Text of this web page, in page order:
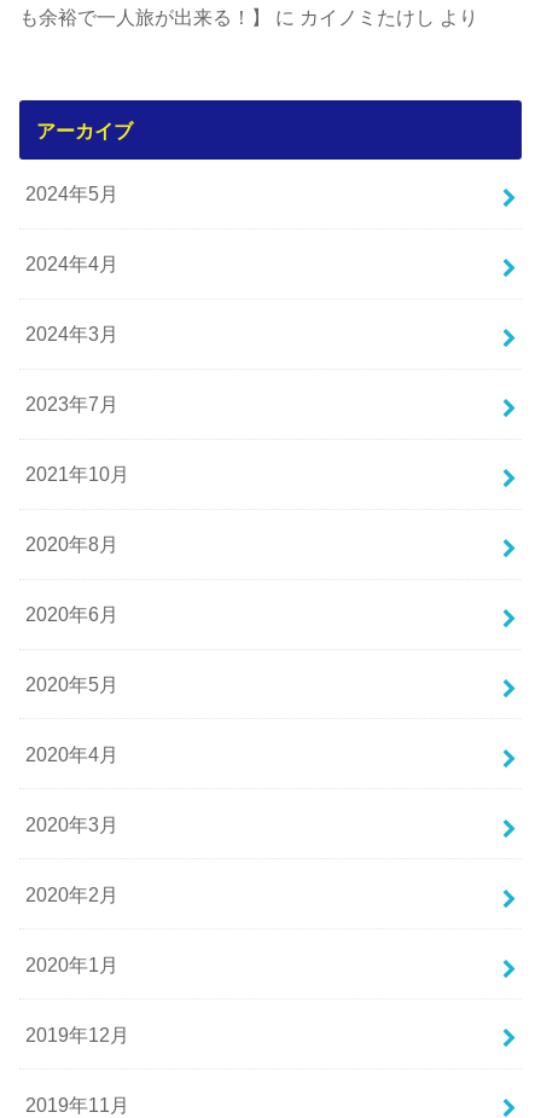
も余裕で一人旅が出来る！】
に カイノミたけし より
アーカイブ
2024年5月
2024年4月
2024年3月
2023年7月
2021年10月
2020年8月
2020年6月
2020年5月
2020年4月
2020年3月
2020年2月
2020年1月
2019年12月
2019年11月